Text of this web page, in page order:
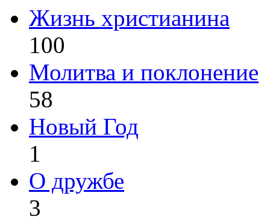
Жизнь христианина
100
Молитва и поклонение
58
Новый Год
1
О дружбе
3